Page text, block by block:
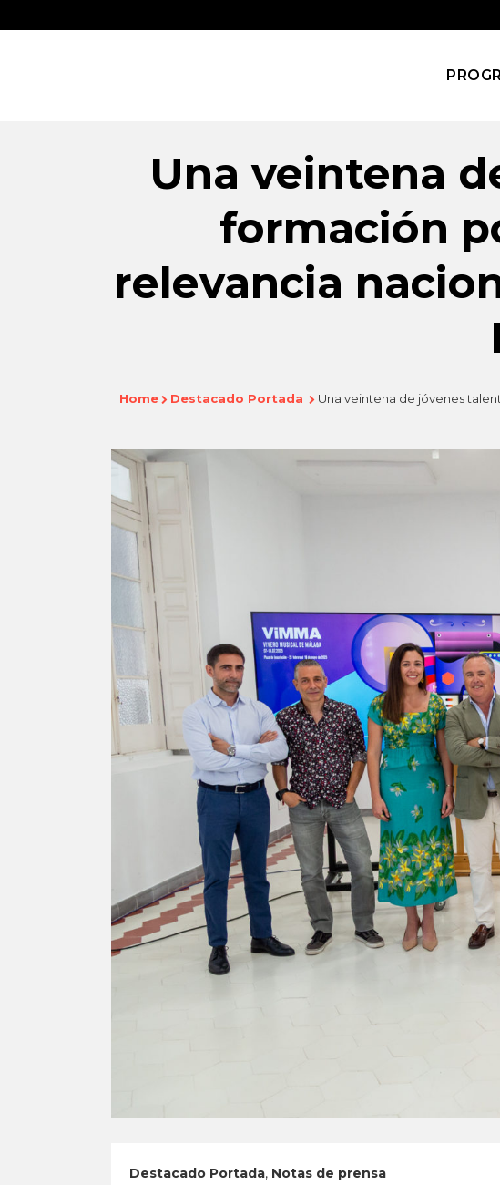
Una veintena
formación
relevancia
Home Destacado Portada Una veintena de jóvenes
Destacado Portada, Notas de prensa